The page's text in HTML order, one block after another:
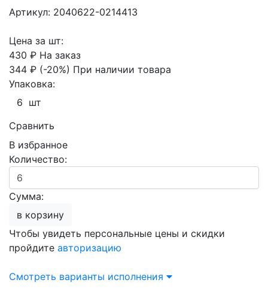
Артикул: 2040622-0214413
Цена за шт:
430 ₽ На заказ
344 ₽ (-20%) При наличии товара
Упаковка:
6 шт
Сравнить
В избранное
Количество:
Сумма:
в корзину
Чтобы увидеть персональные цены и скидки
пройдите авторизацию
Смотреть варианты исполнения